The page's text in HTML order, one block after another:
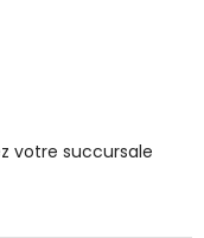
votre succursale